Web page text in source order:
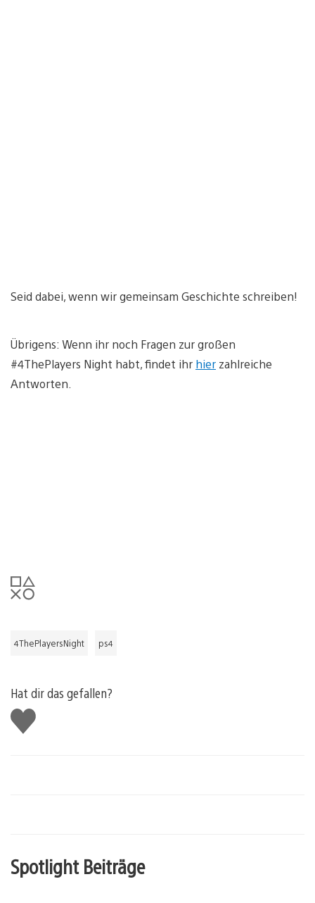
Seid dabei, wenn wir gemeinsam Geschichte schreiben!
Übrigens: Wenn ihr noch Fragen zur großen
#4ThePlayers Night habt, findet ihr hier zahlreiche
Antworten.
4ThePlayersNight ps4
Hat dir das gefallen?
Gefällt
mir
Spotlight Beiträge